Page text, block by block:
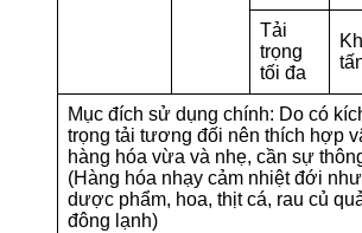
Tải
trọng
tối đa
Mục đích sử dụng chính: Do có
trọng tải tương đối nên thích hợp
hàng hóa vừa và nhẹ, cần sự
(Hàng hóa nhạy cảm nhiệt đới
dược phẩm, hoa, thịt cá, rau củ
đông lạnh)